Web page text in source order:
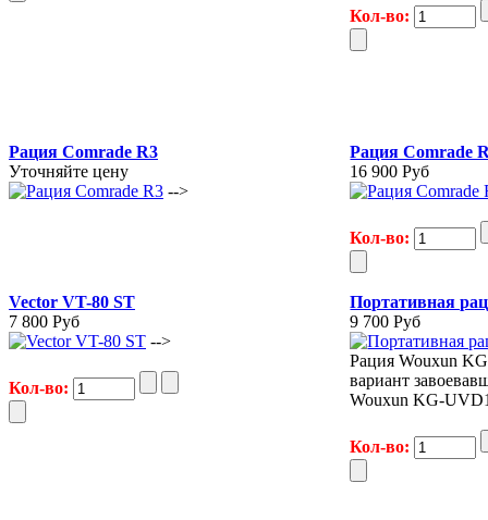
Кол-во:
Рация Comrade R3
Уточняйте цену
-->
Рация Comrade
16 900 Руб
Кол-во:
Vector VT-80 ST
7 800 Руб
-->
Кол-во:
Портативная
9 700 Руб
Рация Wouxun
вариант
Wouxun KG-
Кол-во: